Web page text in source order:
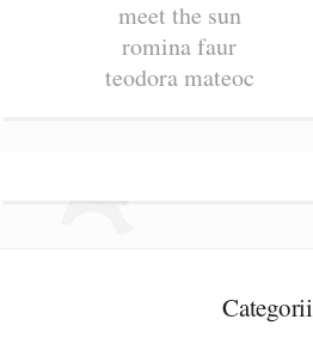
meet the sun
romina faur
teodora mateoc
Categorii